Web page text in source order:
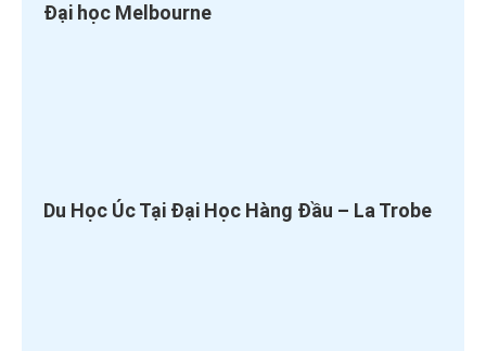
Đại học Melbourne
Du Học Úc Tại Đại Học Hàng Đầu – La Trobe